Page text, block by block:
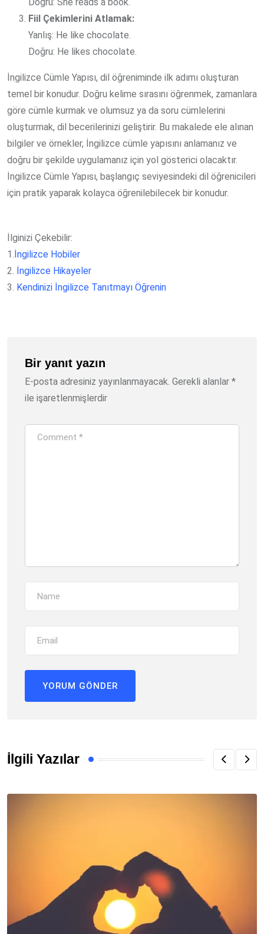
Fiil Çekimlerini Atlamak:
Yanlış: He like chocolate.
Doğru: He likes chocolate.
İngilizce Cümle Yapısı, dil öğreniminde ilk adımı oluşturan
temel bir konudur. Doğru kelime sırasını öğrenmek, zamanlara
göre cümle kurmak ve olumsuz ya da soru cümlelerini
oluşturmak, dil becerilerinizi geliştirir. Bu makalede ele alınan
bilgiler ve örnekler, İngilizce cümle yapısını anlamanız ve
doğru bir şekilde uygulamanız için yol gösterici olacaktır.
İngilizce Cümle Yapısı, başlangıç seviyesindeki dil öğrenicileri
için pratik yaparak kolayca öğrenilebilecek bir konudur.
İlginizi Çekebilir:
1.İngilizce Hobiler
2. İngilizce Hikayeler
3. Kendinizi İngilizce Tanıtmayı Öğrenin
Bir yanıt yazın
E-posta adresiniz yayınlanmayacak. Gerekli alanlar *
ile işaretlenmişlerdir
İlgili Yazılar